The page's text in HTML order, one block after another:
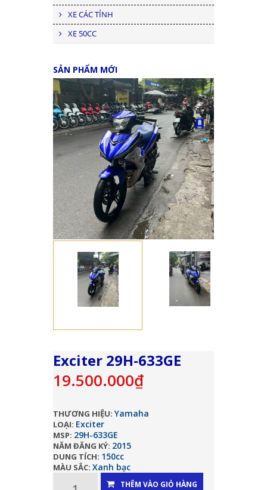
XE CÁC TỈNH
XE 50CC
SẢN PHẨM MỚI
Exciter 29H-633GE
19.500.000₫
THƯƠNG HIỆU:Yamaha
LOẠI: Exciter
MSP: 29H-633GE
NĂM ĐĂNG KÝ: 2015
DUNG TÍCH: 150cc
MÀU SẮC: Xanh bạc
THÊM VÀO GIỎ HÀNG